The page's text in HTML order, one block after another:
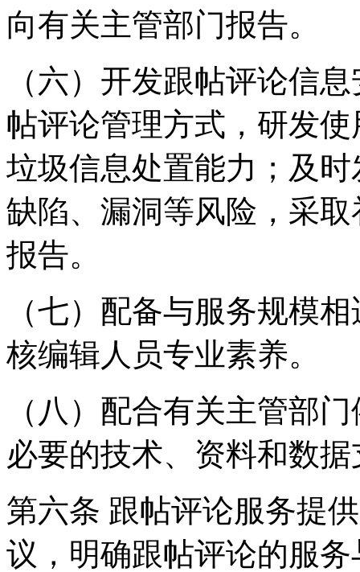
向有关主管部门报告。
（六）开发跟帖评论信
帖评论管理方式，研发
垃圾信息处置能力；及
缺陷、漏洞等风险，采
报告。
（七）配备与服务规模
核编辑人员专业素养。
（八）配合有关主管部
必要的技术、资料和数
第六条 跟帖评论服务提
议，明确跟帖评论的服